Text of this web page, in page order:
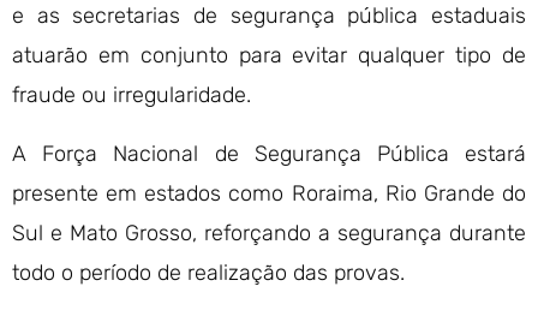
e as secretarias de segurança pública estaduais
atuarão em conjunto para evitar qualquer tipo de
fraude ou irregularidade.
A Força Nacional de Segurança Pública estará
presente em estados como Roraima, Rio Grande do
Sul e Mato Grosso, reforçando a segurança durante
todo o período de realização das provas.